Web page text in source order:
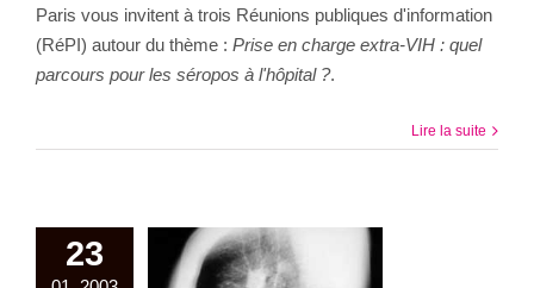
Paris vous invitent à trois Réunions publiques d'information
(RéPI) autour du thème : Prise en charge extra-VIH : quel
parcours pour les séropos à l'hôpital ?.
Lire la suite
23